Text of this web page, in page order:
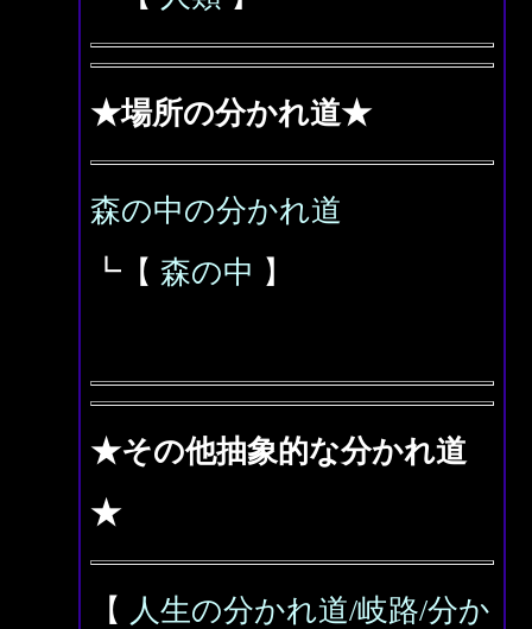
★場所の分かれ道★
森の中の分かれ道
┗【 森の中 】
★その他抽象的な分かれ道
★
【 人生の分かれ道/岐路/分か